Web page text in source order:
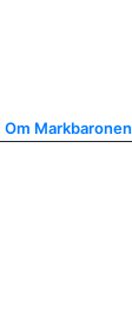
Om Markbaronen